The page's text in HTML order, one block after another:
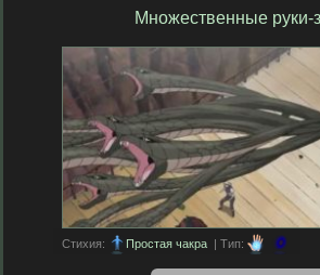
Множественные руки-
Стихия: Простая чакра | Тип: